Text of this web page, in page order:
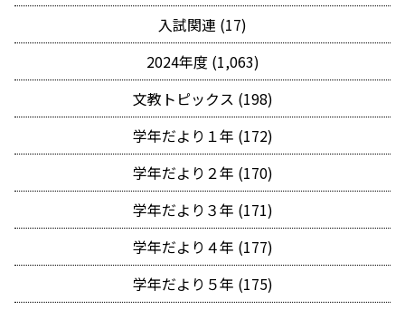
入試関連 (17)
2024年度 (1,063)
文教トピックス (198)
学年だより１年 (172)
学年だより２年 (170)
学年だより３年 (171)
学年だより４年 (177)
学年だより５年 (175)